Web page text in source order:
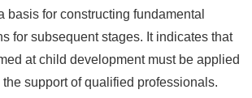
basis for constructing fundamental
for subsequent stages. It indicates that
at child development must be applied
support of qualified professionals.